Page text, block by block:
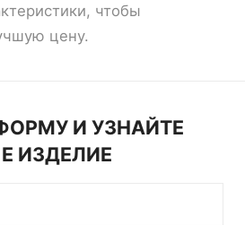
чтобы
цену.
И УЗНАЙТЕ
ИЗДЕЛИЕ